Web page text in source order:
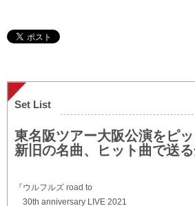
Set List
東名阪ツアー大阪公演をピ
新旧の名曲、ヒット曲で送る
『ウルフルズ road to
30th anniversary LIVE 2021